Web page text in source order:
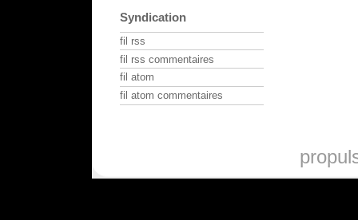
Syndication
fil rss
fil rss commentaires
fil atom
fil atom commentaires